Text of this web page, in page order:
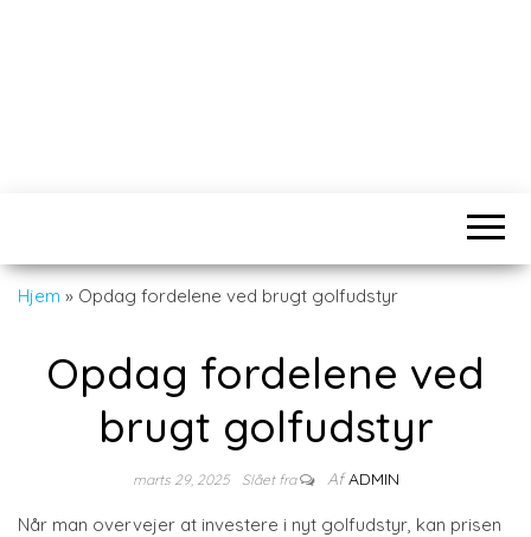
Hjem » Opdag fordelene ved brugt golfudstyr
Opdag fordelene ved
brugt golfudstyr
marts 29, 2025 Slået fra Af ADMIN
Når man overvejer at investere i nyt golfudstyr, kan prisen